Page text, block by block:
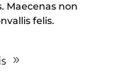
Maecenas non
felis.